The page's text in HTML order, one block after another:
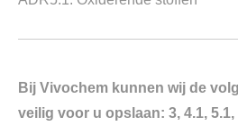
Bij Vivochem kunnen wij de
veilig voor u opslaan: 3, 4.1, 5.1,